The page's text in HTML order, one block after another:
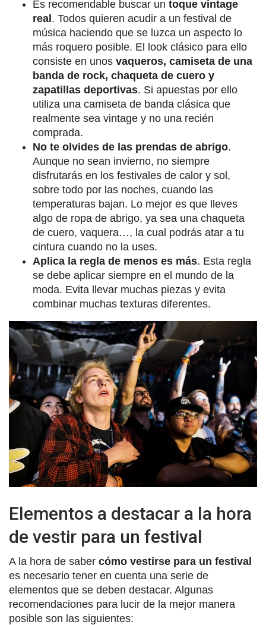
Es recomendable buscar un toque vintage
real . Todos quieren acudir a un festival de
música haciendo que se luzca un aspecto lo
más roquero posible. El look clásico para ello
consiste en unos vaqueros, camiseta de una
banda de rock, chaqueta de cuero y
zapatillas deportivas. Si apuestas por ello
utiliza una camiseta de banda clásica que
realmente sea vintage y no una recién
comprada.
No te olvides de las prendas de abrigo.
Aunque no sean invierno, no siempre
disfrutarás en los festivales de calor y sol,
sobre todo por las noches, cuando las
temperaturas bajan. Lo mejor es que lleves
algo de ropa de abrigo, ya sea una chaqueta
de cuero, vaquera…, la cual podrás atar a tu
cintura cuando no la uses.
Aplica la regla de menos es más. Esta regla
se debe aplicar siempre en el mundo de la
moda. Evita llevar muchas piezas y evita
combinar muchas texturas diferentes.
Elementos a destacar a la hora
de vestir para un festival
A la hora de saber cómo vestirse para un festival
es necesario tener en cuenta una serie de
elementos que se deben destacar. Algunas
recomendaciones para lucir de la mejor manera
posible son las siguientes: